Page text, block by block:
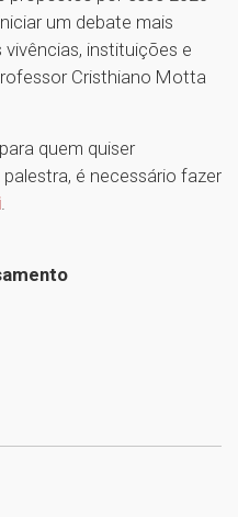
um debate mais
instituições e
Cristhiano Motta
quem quiser
é necessário fazer